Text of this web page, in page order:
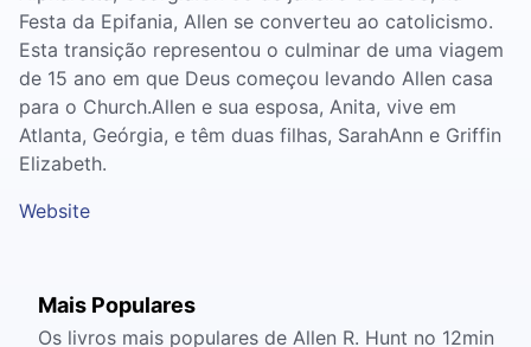
Festa da Epifania, Allen se converteu ao catolicismo.
Esta transição representou o culminar de uma viagem
de 15 ano em que Deus começou levando Allen casa
para o Church.Allen e sua esposa, Anita, vive em
Atlanta, Geórgia, e têm duas filhas, SarahAnn e Griffin
Elizabeth.
Website
Mais Populares
Os livros mais populares de Allen R. Hunt no 12min